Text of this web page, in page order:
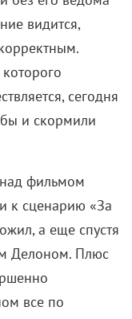
нынешних
поступи
эхо
при этом
близок к
. Просто
относился к
в карьере,
работы. А